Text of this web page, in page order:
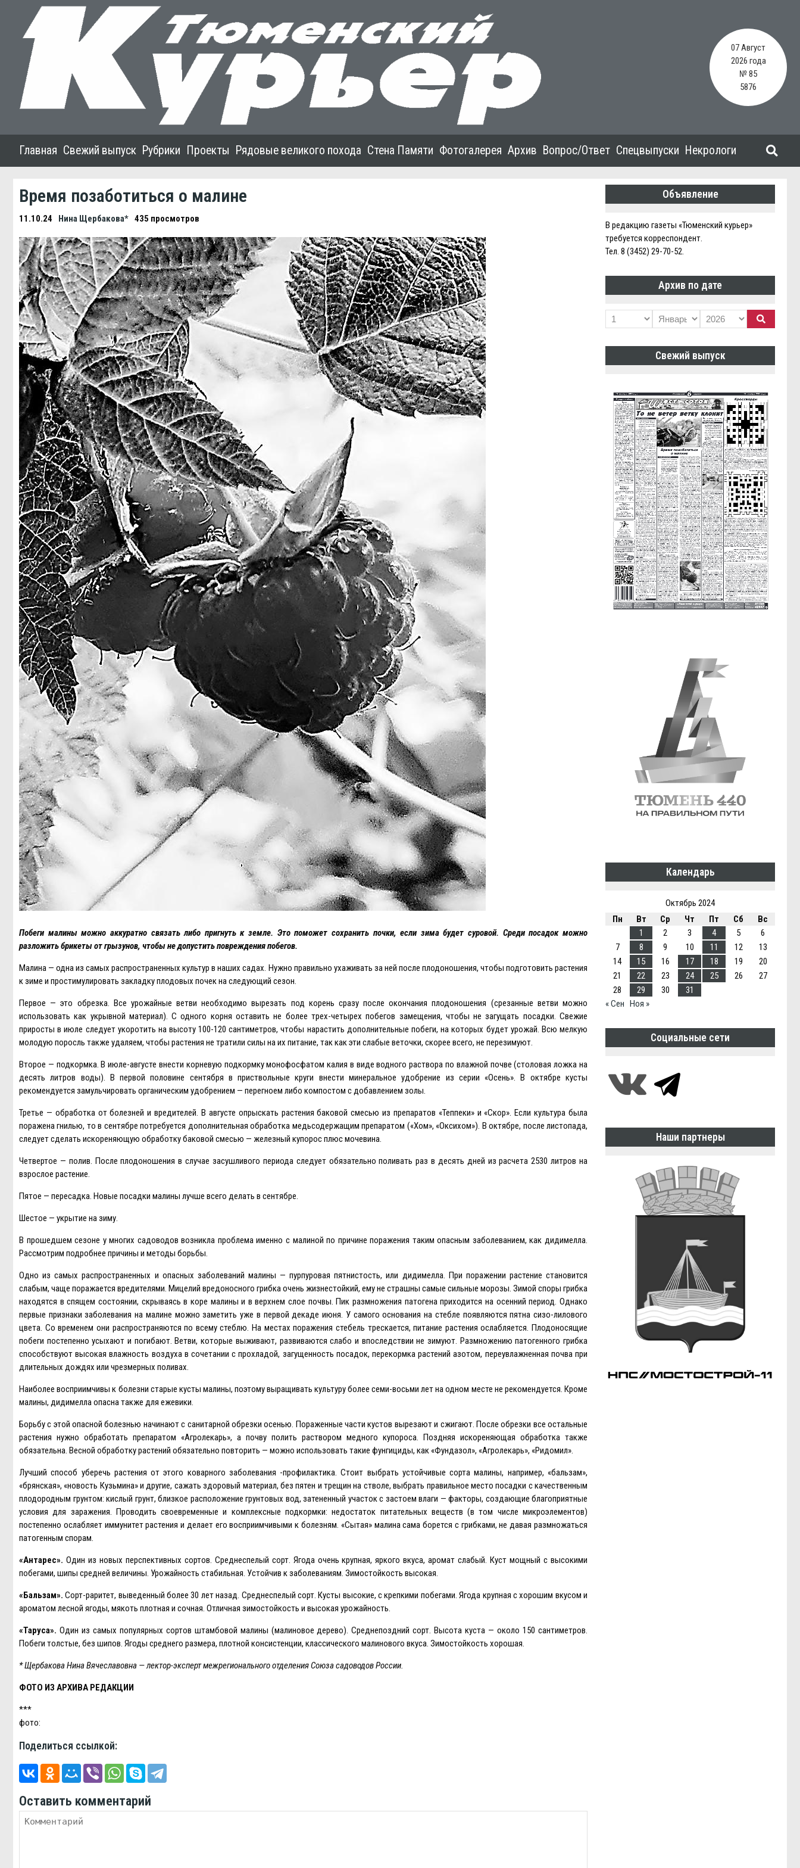
07 Август
2026 года
№ 85
5876
Главная Свежий выпуск Рубрики Проекты Рядовые великого похода Стена Памяти Фотогалерея Архив Вопрос/Ответ Спецвыпуски Некрологи
Время позаботиться о малине
11.10.24 Нина Щербакова* 435 просмотров
Побеги малины можно аккуратно связать либо пригнуть к земле. Это поможет сохранить почки, если зима будет суровой. Среди посадок можно
разложить брикеты от грызунов, чтобы не допустить повреждения побегов.
Малина — одна из самых распространенных культур в наших садах. Нужно правильно ухаживать за ней после плодоношения, чтобы подготовить растения
к зиме и простимулировать закладку плодовых почек на следующий сезон.
Первое — это обрезка. Все урожайные ветви необходимо вырезать под корень сразу после окончания плодоношения (срезанные ветви можно
использовать как укрывной материал). С одного корня оставить не более трех-четырех побегов замещения, чтобы не загущать посадки. Свежие
приросты в июле следует укоротить на высоту 100-120 сантиметров, чтобы нарастить дополнительные побеги, на которых будет урожай. Всю мелкую
молодую поросль также удаляем, чтобы растения не тратили силы на их питание, так как эти слабые веточки, скорее всего, не перезимуют.
Второе — подкормка. В июле-августе внести корневую подкормку монофосфатом калия в виде водного раствора по влажной почве (столовая ложка на
десять литров воды). В первой половине сентября в приствольные круги внести минеральное удобрение из серии «Осень». В октябре кусты
рекомендуется замульчировать органическим удобрением — перегноем либо компостом с добавлением золы.
Третье — обработка от болезней и вредителей. В августе опрыскать растения баковой смесью из препаратов «Теппеки» и «Скор». Eсли культура была
поражена гнилью, то в сентябре потребуется дополнительная обработка медьсодержащим препаратом («Хом», «Оксихом»). В октябре, после листопада,
следует сделать искореняющую обработку баковой смесью — железный купорос плюс мочевина.
Четвертое — полив. После плодоношения в случае засушливого периода следует обязательно поливать раз в десять дней из расчета 2530 литров на
взрослое растение.
Пятое — пересадка. Новые посадки малины лучше всего делать в сентябре.
Шестое — укрытие на зиму.
В прошедшем сезоне у многих садоводов возникла проблема именно с малиной по причине поражения таким опасным заболеванием, как дидимелла.
Рассмотрим подробнее причины и методы борьбы.
Одно из самых распространенных и опасных заболеваний малины — пурпуровая пятнистость, или дидимелла. При поражении растение становится
слабым, чаще поражается вредителями. Мицелий вредоносного грибка очень жизнестойкий, ему не страшны самые сильные морозы. Зимой споры грибка
находятся в спящем состоянии, скрываясь в коре малины и в верхнем слое почвы. Пик размножения патогена приходится на осенний период. Однако
первые признаки заболевания на малине можно заметить уже в первой декаде июня. У самого основания на стебле появляются пятна сизо-лилового
цвета. Со временем они распространяются по всему стеблю. На местах поражения стебель трескается, питание растения ослабляется. Плодоносящие
побеги постепенно усыхают и погибают. Ветви, которые выживают, развиваются слабо и впоследствии не зимуют. Размножению патогенного грибка
способствуют высокая влажность воздуха в сочетании с прохладой, загущенность посадок, перекормка растений азотом, переувлажненная почва при
длительных дождях или чрезмерных поливах.
Наиболее восприимчивы к болезни старые кусты малины, поэтому выращивать культуру более семи-восьми лет на одном месте не рекомендуется. Кроме
малины, дидимелла опасна также для ежевики.
Борьбу с этой опасной болезнью начинают с санитарной обрезки осенью. Пораженные части кустов вырезают и сжигают. После обрезки все остальные
растения нужно обработать препаратом «Агролекарь», а почву полить раствором медного купороса. Поздняя искореняющая обработка также
обязательна. Весной обработку растений обязательно повторить — можно использовать такие фунгициды, как «Фундазол», «Агролекарь», «Ридомил».
Лучший способ уберечь растения от этого коварного заболевания -профилактика. Стоит выбрать устойчивые сорта малины, например, «бальзам»,
«брянская», «новость Кузьмина» и другие, сажать здоровый материал, без пятен и трещин на стволе, выбрать правильное место посадки с качественным
плодородным грунтом: кислый грунт, близкое расположение грунтовых вод, затененный участок с застоем влаги — факторы, создающие благоприятные
условия для заражения. Проводить своевременные и комплексные подкормки: недостаток питательных веществ (в том числе микроэлементов)
постепенно ослабляет иммунитет растения и делает его восприимчивыми к болезням. «Сытая» малина сама борется с грибками, не давая размножаться
патогенным спорам.
«Антарес». Один из новых перспективных сортов. Среднеспелый сорт. Ягода очень крупная, яркого вкуса, аромат слабый. Куст мощный с высокими
побегами, шипы средней величины. Урожайность стабильная. Устойчив к заболеваниям. Зимостойкость высокая.
«Бальзам».Сорт-раритет, выведенный более 30 лет назад. Среднеспелый сорт. Кусты высокие, с крепкими побегами. Ягода крупная с хорошим вкусом и
ароматом лесной ягоды, мякоть плотная и сочная. Отличная зимостойкость и высокая урожайность.
«Таруса». Один из самых популярных сортов штамбовой малины (малиновое дерево). Среднепоздний сорт. Высота куста — около 150 сантиметров.
Побеги толстые, без шипов. Ягоды среднего размера, плотной консистенции, классического малинового вкуса. Зимостойкость хорошая.
* Щербакова Нина Вячеславовна — лектор-эксперт межрегионального отделения Союза садоводов России.
ФОТО ИЗ АРХИВА РEДАКЦИИ
***
фото:
Поделиться ссылкой:
Оставить комментарий
Объявление
В редакцию газеты «Тюменский курьер»
требуется корреспондент.
Тел. 8 (3452) 29-70-52.
Архив по дате
Свежий выпуск
Календарь
Октябрь 2024
Пн
Вт Ср Чт Пт Сб
Вс
1
2 3 4 5
6
7
8 9 10 11 12
13
14
15 16 17 18 19
20
21
22 23 24 25 26
27
28
29 30
31
« Сен Ноя »
Социальные сети
Наши партнеры